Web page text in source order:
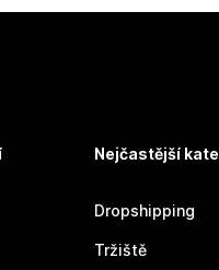
Nejčastější
Dropshipping
Tržiště